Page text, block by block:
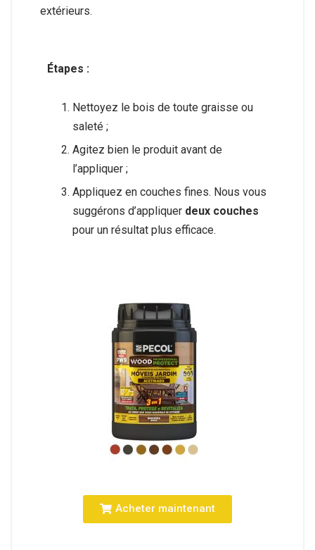
extérieurs.
Étapes :
Nettoyez le bois de toute graisse ou
saleté ;
Agitez bien le produit avant de
l’appliquer ;
Appliquez en couches fines. Nous vous
suggérons d’appliquer deux couches
pour un résultat plus efficace.
Acheter maintenant